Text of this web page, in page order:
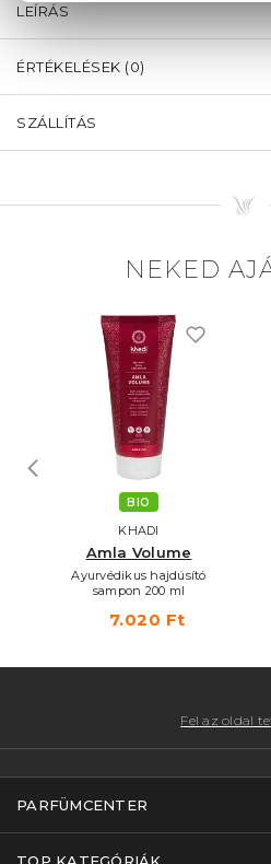
LEÍRÁS
ÉRTÉKELÉSEK (0)
SZÁLLÍTÁS
NEKED
BIO
KHADI
Amla Volume
Ayurvédikus hajdúsító
sampon 200 ml
7.020 Ft
Fel az oldal
PARFÜMCENTER